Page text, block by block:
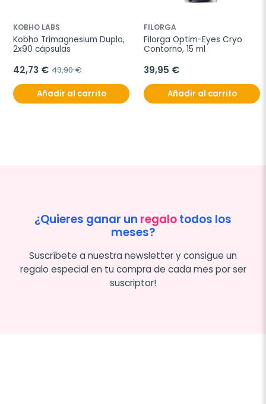
KOBHO LABS
Kobho Trimagnesium Duplo,
2x90 cápsulas
42,73 € 43,90 €
Añadir al carrito
FILORGA
Filorga Optim-Eyes Cryo
Contorno, 15 ml
39,95 €
Añadir al carrito
¿Quieres ganar un regalotodos los
meses?
Suscríbete a nuestra newsletter y consigue un
regalo especial en tu compra de cada mes por ser
suscriptor!